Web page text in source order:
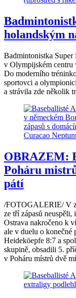
holandským
Badmintonistka Super
v Olympijském centru
Do moderního
sportovci a
a strávila zde několik
OBRAZEM:
Poháru
pátí
/FOTOGALERIE/ V
ze tří zápasů
Ostrava nakročeno k
ale v duelu o konečné
Heideköepfe 8:7 a
skupině, obsadili 5.
v Poháru místrů dvě